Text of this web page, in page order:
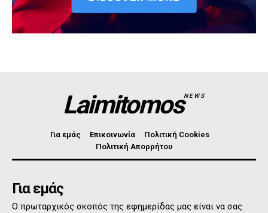
LaimitomosNEWS
Για εμάς Επικοινωνία
Πολιτική Cookies
Πολιτική Απορρήτου
Για εμάς
Ο πρωταρχικός σκοπός της εφημερίδας μας είναι να σας